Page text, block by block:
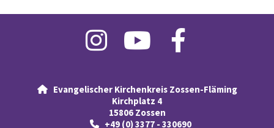
Evangelischer Kirchenkreis Zossen-Fläming
Kirchplatz 4
15806 Zossen
 +49 (0) 3377 - 330690